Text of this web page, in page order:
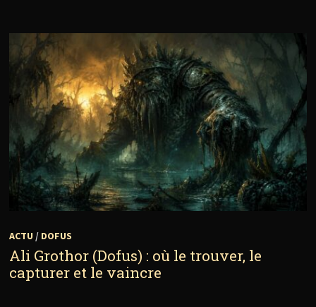
ACTU / DOFUS
Ali Grothor (Dofus) : où le trouver, le
capturer et le vaincre